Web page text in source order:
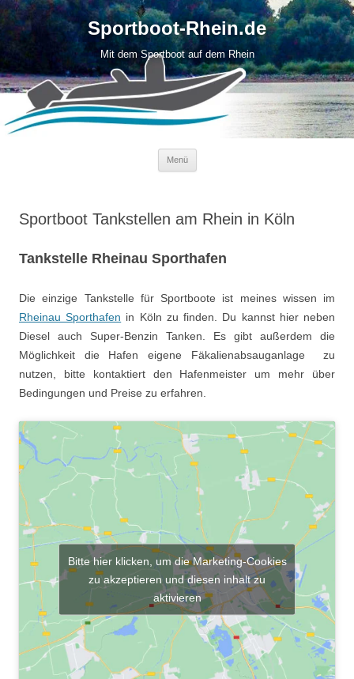
Sportboot-Rhein.de
Mit dem Sportboot auf dem Rhein
Menü
Sportboot Tankstellen am Rhein in Köln
Tankstelle Rheinau Sporthafen
Die einzige Tankstelle für Sportboote ist meines wissen im
Rheinau Sporthafen in Köln zu finden. Du kannst hier neben
Diesel auch Super-Benzin Tanken. Es gibt außerdem die
Möglichkeit die Hafen eigene Fäkalienabsauganlage zu
nutzen, bitte kontaktiert den Hafenmeister um mehr über
Bedingungen und Preise zu erfahren.
Bitte hier klicken, um die Marketing-Cookies
zu akzeptieren und diesen inhalt zu
aktivieren